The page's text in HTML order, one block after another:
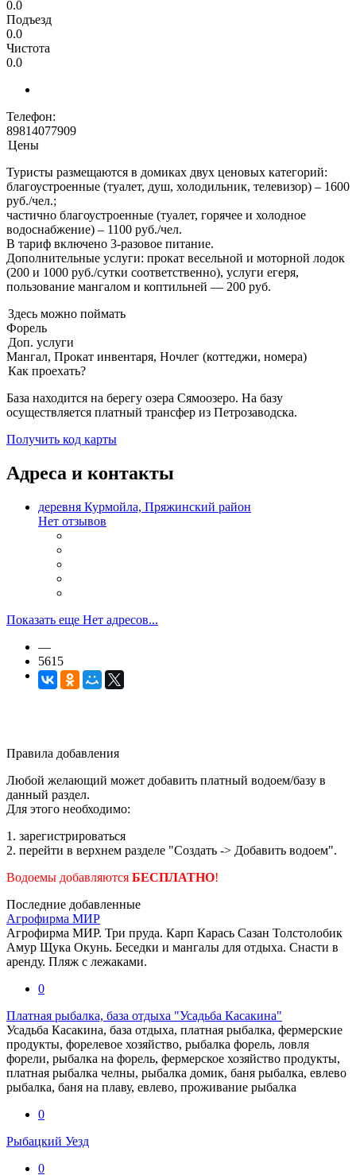
0.0
Подъезд
0.0
Чистота
0.0
Телефон:
89814077909
Цены
Туристы размещаются в домиках двух ценовых категорий:
благоустроенные (туалет, душ, холодильник, телевизор) – 1600
руб./чел.;
частично благоустроенные (туалет, горячее и холодное
водоснабжение) – 1100 руб./чел.
В тариф включено 3-разовое питание.
Дополнительные услуги: прокат весельной и моторной лодок
(200 и 1000 руб./сутки соответственно), услуги егеря,
пользование мангалом и коптильней — 200 руб.
Здесь можно поймать
Форель
Доп. услуги
Мангал, Прокат инвентаря, Ночлег (коттеджи, номера)
Как проехать?
База находится на берегу озера Сямоозеро. На базу
осуществляется платный трансфер из Петрозаводска.
Получить код карты
Адреса и контакты
деревня Курмойла, Пряжинский район
Нет отзывов
Показать еще Нет адресов...
—
5615
Правила добавления
Любой желающий может добавить платный водоем/базу в
данный раздел.
Для этого необходимо:
1. зарегистрироваться
2. перейти в верхнем разделе "Создать -> Добавить водоем".
Водоемы добавляются БЕСПЛАТНО!
Последние добавленные
Агрофирма МИР
Агрофирма МИР. Три пруда. Карп Карась Сазан Толстолобик
Амур Щука Окунь. Беседки и мангалы для отдыха. Снасти в
аренду. Пляж с лежаками.
0
Платная рыбалка, база отдыха "Усадьба Касакина"
Усадьба Касакина, база отдыха, платная рыбалка, фермерские
продукты, форелевое хозяйство, рыбалка форель, ловля
форели, рыбалка на форель, фермерское хозяйство продукты,
платная рыбалка челны, рыбалка домик, баня рыбалка, евлево
рыбалка, баня на плаву, евлево, проживание рыбалка
0
Рыбацкий Уезд
0